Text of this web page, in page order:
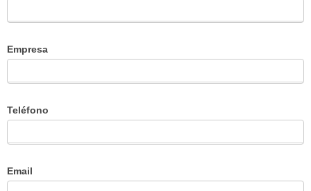
Empresa
Teléfono
Email